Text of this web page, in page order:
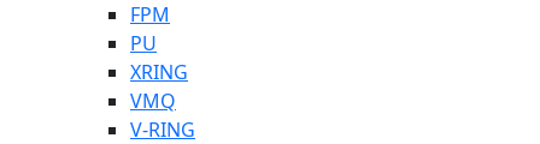
ШЛАНГИ, ТРУБКИ
ШПРИЦИ МАСТИЛЬНІ
FPM
PU
XRING
VMQ
V-RING